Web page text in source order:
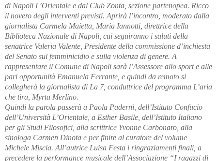
di Napoli L’Orientale e dal Club Zonta, sezione partenopea. Ricco
il novero degli interventi previsti. Aprirà l’incontro, moderato dalla
giornalista Carmela Maietta, Maria Iannotti, direttrice della
Biblioteca Nazionale di Napoli, cui seguiranno i saluti della
senatrice Valeria Valente, Presidente della commissione d’inchiesta
del Senato sul femminicidio e sulla violenza di genere. A
rappresentare il Comune di Napoli sarà l’Assessore allo sport e alle
pari opportunità Emanuela Ferrante, e quindi da remoto si
collegherà la giornalista di La 7, conduttrice del programma L’aria
che tira, Myrta Merlino.
Quindi la parola passerà a Paola Paderni, dell’Istituto Confucio
dell’Università L’Orientale, a Esther Basile, dell’Istituto Italiano
per gli Studi Filosofici, alla scrittrice Yvonne Carbonaro, alla
sinologa Carmen Dinota e per finire al curatore del volume
Michele Miscia. All’autrice Luisa Festa i ringraziamenti finali, a
precedere la performance musicale dell’Associazione “I ragazzi di